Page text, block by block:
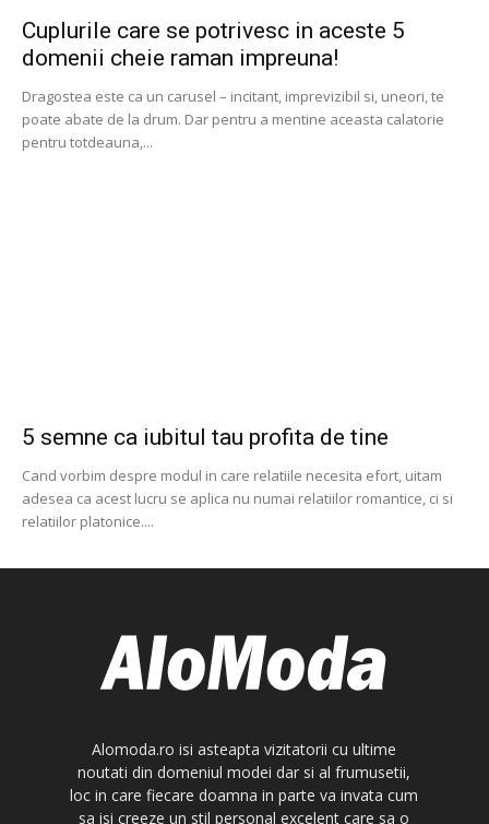
Cuplurile care se potrivesc in aceste 5
domenii cheie raman impreuna!
Dragostea este ca un carusel – incitant, imprevizibil si, uneori, te
poate abate de la drum. Dar pentru a mentine aceasta calatorie
pentru totdeauna,...
5 semne ca iubitul tau profita de tine
Cand vorbim despre modul in care relatiile necesita efort, uitam
adesea ca acest lucru se aplica nu numai relatiilor romantice, ci si
relatiilor platonice....
Alomoda.ro isi asteapta vizitatorii cu ultime
noutati din domeniul modei dar si al frumusetii,
loc in care fiecare doamna in parte va invata cum
sa isi creeze un stil personal excelent care sa o